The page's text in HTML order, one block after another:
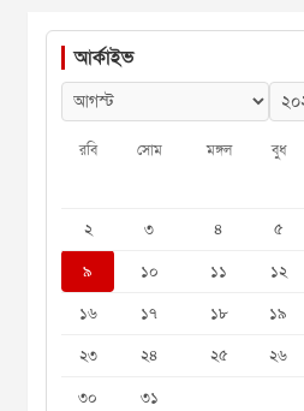
আর্কাইভ
রবি সোম মঙ্গল বুধ
২
৩ ৪ ৫
৯
১০ ১১ ১২
১৬
১৭ ১৮ ১৯
২৩
২৪ ২৫ ২৬
৩০
৩১